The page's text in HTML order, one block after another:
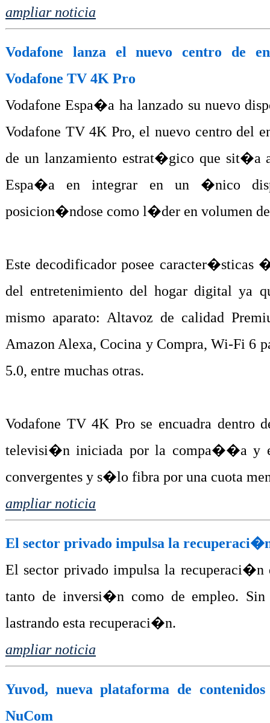
ampliar noticia
Vodafone lanza el nuevo centro de
Vodafone TV 4K Pro
Vodafone Espa�a ha lanzado su nuevo
Vodafone TV 4K Pro, el nuevo centro del
de un lanzamiento estrat�gico que sit�a
Espa�a en integrar en un �nico
posicion�ndose como l�der en volumen
Este decodificador posee caracter�sticas
del entretenimiento del hogar digital ya
mismo aparato: Altavoz de calidad
Amazon Alexa, Cocina y Compra, Wi-Fi 6
5.0, entre muchas otras.
Vodafone TV 4K Pro se encuadra dentro
televisi�n iniciada por la compa��a y
convergentes y s�lo fibra por una cuota
ampliar noticia
El sector privado impulsa la
El sector privado impulsa la
tanto de inversi�n como de empleo.
lastrando esta recuperaci�n.
ampliar noticia
Yuvod, nueva plataforma de
NuCom